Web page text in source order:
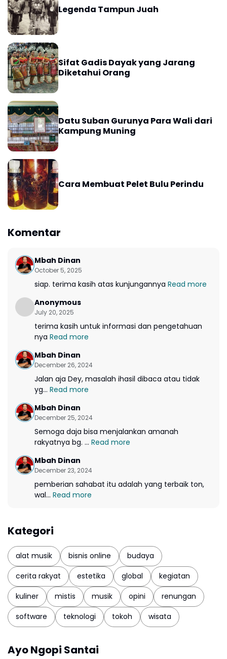
Legenda Tampun Juah
Sifat Gadis Dayak yang Jarang
Diketahui Orang
Datu Suban Gurunya Para Wali dari
Kampung Muning
Cara Membuat Pelet Bulu Perindu
Komentar
Mbah Dinan
October 5, 2025
siap. terima kasih atas kunjungannya Read more
Anonymous
July 20, 2025
terima kasih untuk informasi dan pengetahuan
nya Read more
Mbah Dinan
December 26, 2024
Jalan aja Dey, masalah ihasil dibaca atau tidak
yg... Read more
Mbah Dinan
December 25, 2024
Semoga daja bisa menjalankan amanah
rakyatnya bg. ... Read more
Mbah Dinan
December 23, 2024
pemberian sahabat itu adalah yang terbaik ton,
wal... Read more
Kategori
alat musik bisnis online
budaya
cerita rakyat
estetika global
kegiatan
kuliner
mistis musik opini
renungan
software
teknologi tokoh wisata
Ayo Ngopi Santai